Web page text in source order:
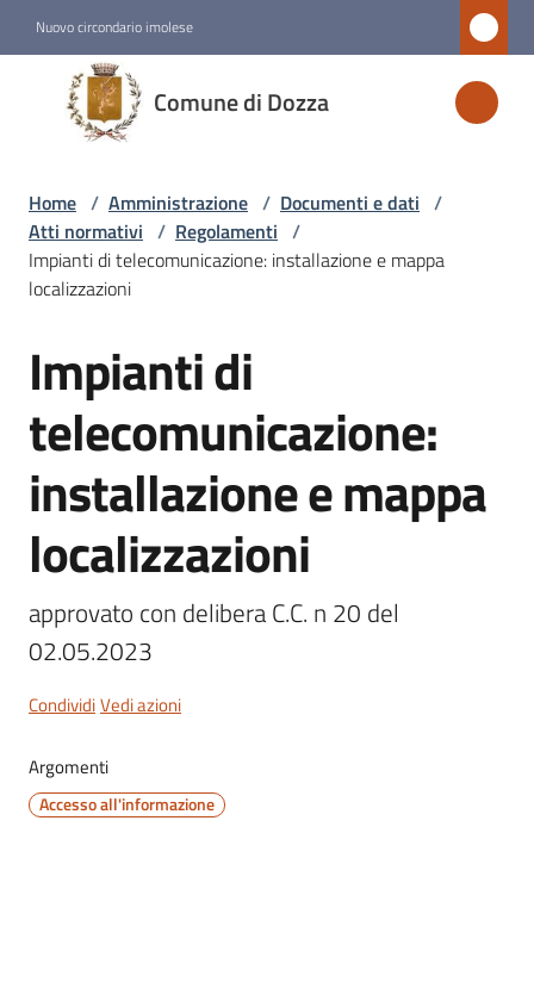
Nuovo circondario imolese
Comune di Dozza
Comune
di
Dozza
Amministrazione
Menu selezionato
Novità
Servizi
Vivere
Dozza
Servizi
line
Tutti
gli
Home / Amministrazione / Documenti e dati /
Atti normativi / Regolamenti /
Impianti di telecomunicazione: installazione e mappa
localizzazioni
Salta al contenuto
Impianti di
telecomunicazione:
installazione e mappa
localizzazioni
approvato con delibera C.C. n 20 del
02.05.2023
CondividiVedi azioni
Argomenti
Accesso all'informazione